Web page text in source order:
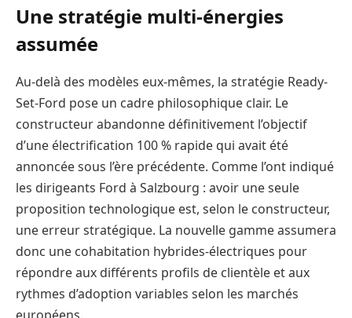
Une stratégie multi-énergies
assumée
Au-delà des modèles eux-mêmes, la stratégie Ready-
Set-Ford pose un cadre philosophique clair. Le
constructeur abandonne définitivement l’objectif
d’une électrification 100 % rapide qui avait été
annoncée sous l’ère précédente. Comme l’ont indiqué
les dirigeants Ford à Salzbourg : avoir une seule
proposition technologique est, selon le constructeur,
une erreur stratégique. La nouvelle gamme assumera
donc une cohabitation hybrides-électriques pour
répondre aux différents profils de clientèle et aux
rythmes d’adoption variables selon les marchés
européens.